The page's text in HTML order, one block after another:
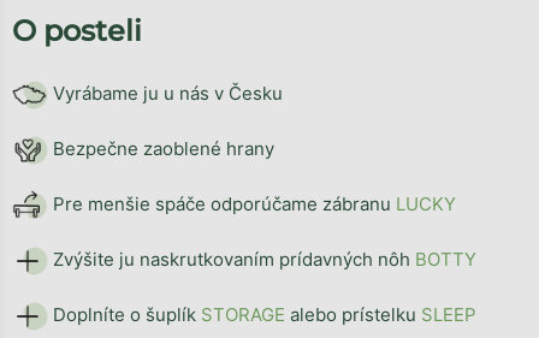
O posteli
Vyrábame ju u nás v Česku
Bezpečne zaoblené hrany
Pre menšie spáče odporúčame zábranu LUCKY
Zvýšite ju naskrutkovaním prídavných nôh BOTTY
Doplníte o šuplík STORAGE alebo prístelku SLEEP